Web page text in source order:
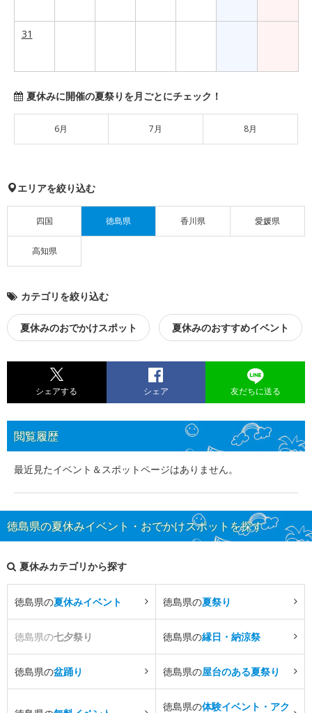
31
夏休みに開催の夏祭りを月ごとにチェック！
6月 7月 8月
エリアを絞り込む
四国 徳島県 香川県 愛媛県
高知県
カテゴリを絞り込む
夏休みのおでかけスポット 夏休みのおすすめイベント
シェアする シェア 友だちに送る
閲覧履歴
最近見たイベント＆スポットページはありません。
徳島県の夏休みイベント・おでかけスポットを探す
夏休みカテゴリから探す
徳島県の夏休みイベント 徳島県の夏祭り
徳島県の七夕祭り 徳島県の縁日・納涼祭
徳島県の盆踊り 徳島県の屋台のある夏祭り
徳島県の体験イベント・アク